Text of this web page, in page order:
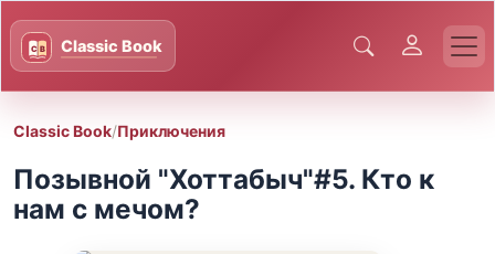
Classic Book/Приключения
Позывной "Хоттабыч"#5. Кто к
нам с мечом?